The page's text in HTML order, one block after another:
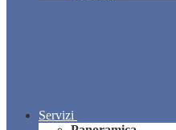
Servizi